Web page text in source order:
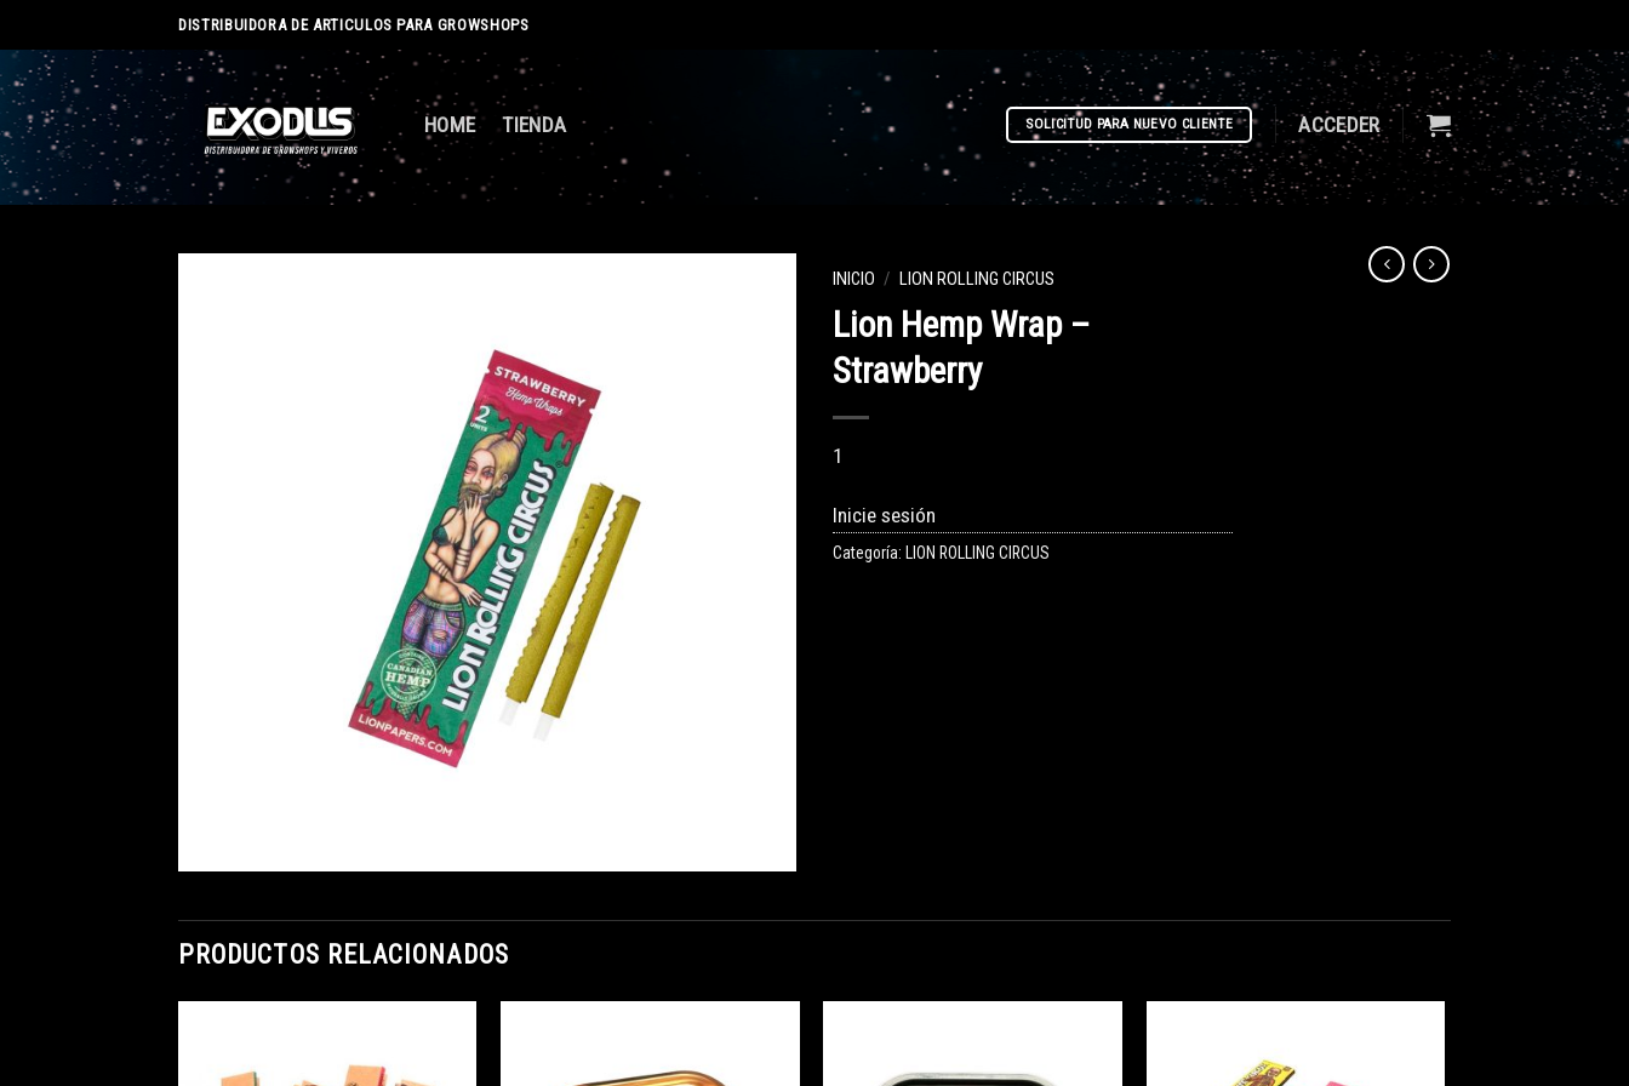
to
content
DISTRIBUIDORA DE ARTICULOS PARA GROWSHOPS
HOME TIENDA SOLICITUD PARA NUEVO CLIENTE ACCEDER
INICIO / LION ROLLING CIRCUS
Lion Hemp Wrap –
Strawberry
1
Inicie sesión
Categoría: LION ROLLING CIRCUS
PRODUCTOS RELACIONADOS